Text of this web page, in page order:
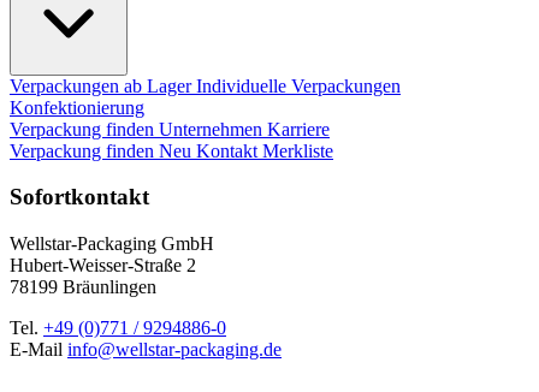
Verpackungen ab LagerIndividuelle Verpackungen
Konfektionierung
Verpackung finden Unternehmen Karriere
Verpackung finden Neu Kontakt Merkliste
Sofortkontakt
Wellstar-Packaging GmbH
Hubert-Weisser-Straße 2
78199 Bräunlingen
Tel. +49 (0)771 / 9294886-0
E-Mail info@wellstar-packaging.de